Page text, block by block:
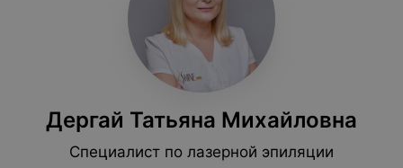
Дергай Татьяна Михайловна
Специалист по лазерной эпиляции